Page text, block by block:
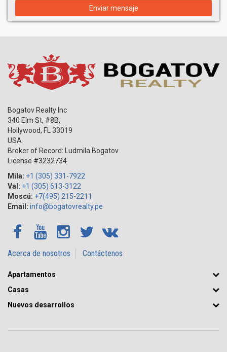
Enviar mensaje
Bogatov Realty Inc
340 Elm St, #8B,
Hollywood, FL
33019
USA
Broker of Record: Ludmila Bogatov
License #3232734
Mila: +1 (305) 331-7922
Val: +1 (305) 613-3122
Moscú: +7(495) 215-2211
Email: info@bogatovrealty.pe
Acerca de nosotros Contáctenos
Apartamentos
Casas
Nuevos desarrollos